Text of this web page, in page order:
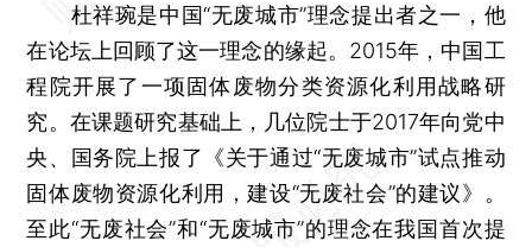
杜祥琬是中国“无废城市”理念提出者之一，他
在论坛上回顾了这一理念的缘起。2015年，中国工
程院开展了一项固体废物分类资源化利用战略研
究。在课题研究基础上，几位院士于2017年向党中
央、国务院上报了《关于通过“无废城市”试点推动
固体废物资源化利用，建设“无废社会”的建议》。
至此“无废社会”和“无废城市”的理念在我国首次提